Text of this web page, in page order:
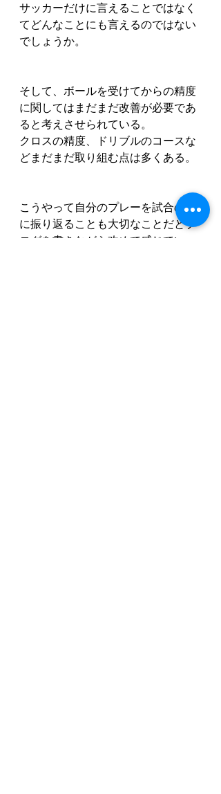
サッカーだけに言えることではなく
てどんなことにも言えるのではない
でしょうか。
そして、ボールを受けてからの精度
に関してはまだまだ改善が必要であ
ると考えさせられている。
クロスの精度、ドリブルのコースな
どまだまだ取り組む点は多くある。
こうやって自分のプレーを試合の後
に振り返ることも大切なことだとブ
ログを書きながら改めて感じてい